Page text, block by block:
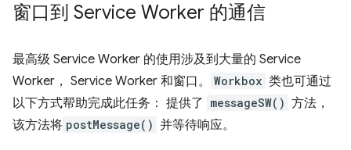
窗口到 Service Worker 的通信
最高级 Service Worker 的使用涉及到大量的 Service
Worker， Service Worker 和窗口。
Workbox 类也可通过
以下方式帮助完成此任务： 提供了 messageSW() 方法，
该方法将 postMessage() 并等待响应。